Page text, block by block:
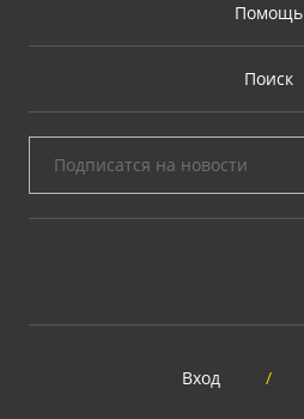
Помощь
Поиск
Вход /